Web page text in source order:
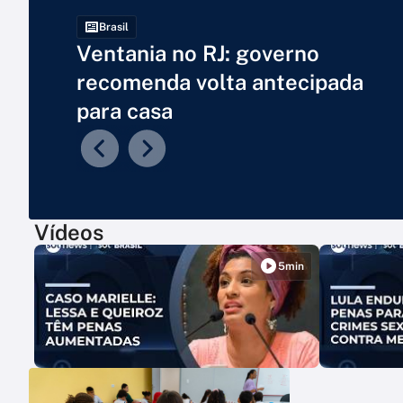
Brasil
Ventania no RJ: governo
recomenda volta antecipada
para casa
Vídeos
5min